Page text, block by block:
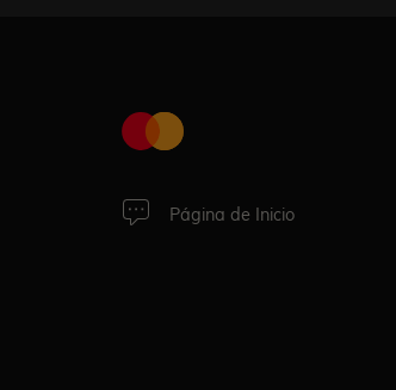
Página de Inicio